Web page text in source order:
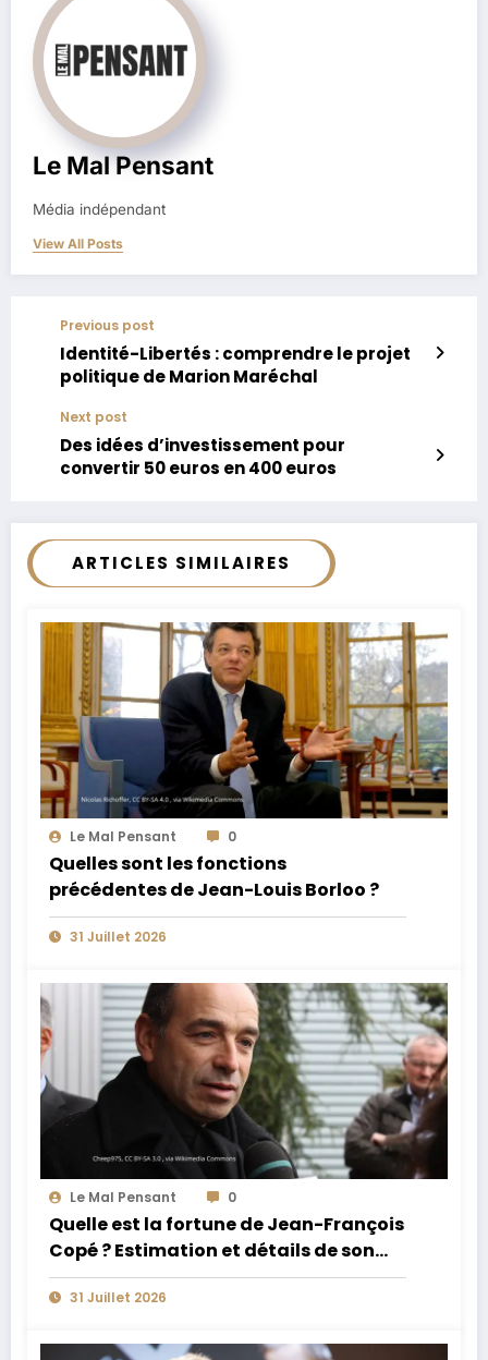
Le Mal Pensant
Média indépendant
View All Posts
Previous post
Identité-Libertés : comprendre le projet
politique de Marion Maréchal
Next post
Des idées d’investissement pour
convertir 50 euros en 400 euros
ARTICLES SIMILAIRES
Le Mal Pensant 0
Quelles sont les fonctions
précédentes de Jean-Louis Borloo ?
31 Juillet 2026
Le Mal Pensant 0
Quelle est la fortune de Jean-François
Copé ? Estimation et détails de son
patrimoine
31 Juillet 2026